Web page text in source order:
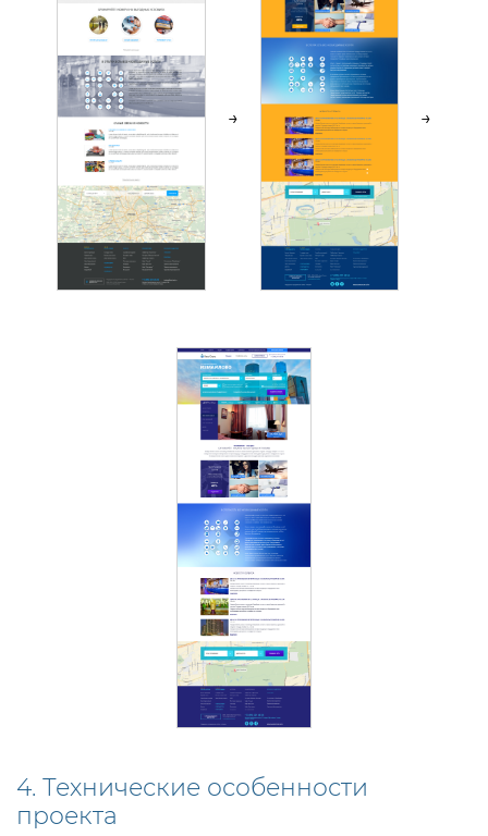
4. Технические особенности
проекта